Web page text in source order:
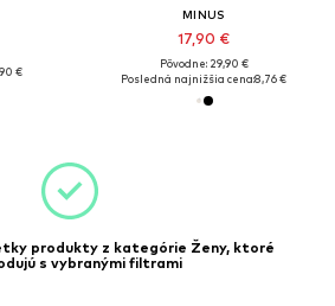
€
MINUS
17,90 €
Pôvodne: 29,90 €
Posledná najnižšia cena:8,76 €
produkty z kategórie Ženy, ktoré
s vybranými filtrami